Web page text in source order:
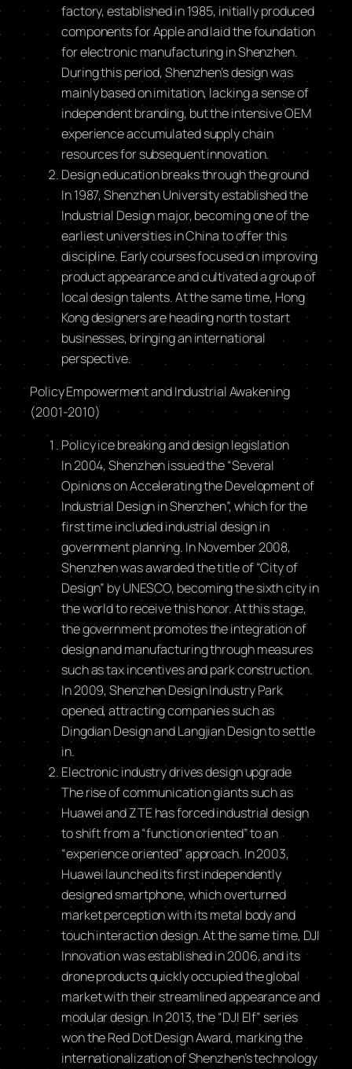
factory, established in 1985, initially produced
components for Apple and laid the foundation
for electronic manufacturing in Shenzhen.
During this period, Shenzhen’s design was
mainly based on imitation, lacking a sense of
independent branding, but the intensive OEM
experience accumulated supply chain
resources for subsequent innovation.
Design education breaks through the ground
In 1987, Shenzhen University established the
Industrial Design major, becoming one of the
earliest universities in China to offer this
discipline. Early courses focused on improving
product appearance and cultivated a group of
local design talents. At the same time, Hong
Kong designers are heading north to start
businesses, bringing an international
perspective.
Policy Empowerment and Industrial Awakening
(2001-2010)
Policy ice breaking and design legislation
In 2004, Shenzhen issued the “Several
Opinions on Accelerating the Development of
Industrial Design in Shenzhen”, which for the
first time included industrial design in
government planning. In November 2008,
Shenzhen was awarded the title of “City of
Design” by UNESCO, becoming the sixth city in
the world to receive this honor. At this stage,
the government promotes the integration of
design and manufacturing through measures
such as tax incentives and park construction.
In 2009, Shenzhen Design Industry Park
opened, attracting companies such as
Dingdian Design and Langjian Design to settle
in.
Electronic industry drives design upgrade
The rise of communication giants such as
Huawei and ZTE has forced industrial design
to shift from a “function oriented” to an
“experience oriented” approach. In 2003,
Huawei launched its first independently
designed smartphone, which overturned
market perception with its metal body and
touch interaction design. At the same time, DJI
Innovation was established in 2006, and its
drone products quickly occupied the global
market with their streamlined appearance and
modular design. In 2013, the “DJI Elf” series
won the Red Dot Design Award, marking the
internationalization of Shenzhen’s technology